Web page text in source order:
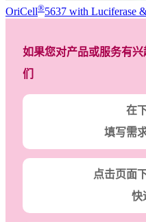
OriCell®5637 with Luciferase
如果您对产品或服务有
们
在
填写需
点击页面
快